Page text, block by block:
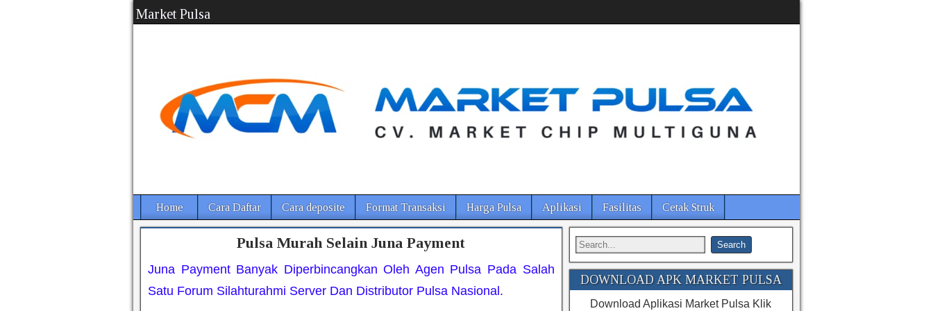
Market Pulsa
Home Cara Daftar Cara deposite Format Transaksi Harga Pulsa Aplikasi Fasilitas Cetak Struk
Pulsa Murah Selain Juna Payment
Juna Payment Banyak Diperbincangkan Oleh Agen Pulsa Pada Salah
Satu Forum Silahturahmi Server Dan Distributor Pulsa Nasional.
DOWNLOAD APK MARKET PULSA
Download Aplikasi Market Pulsa Klik